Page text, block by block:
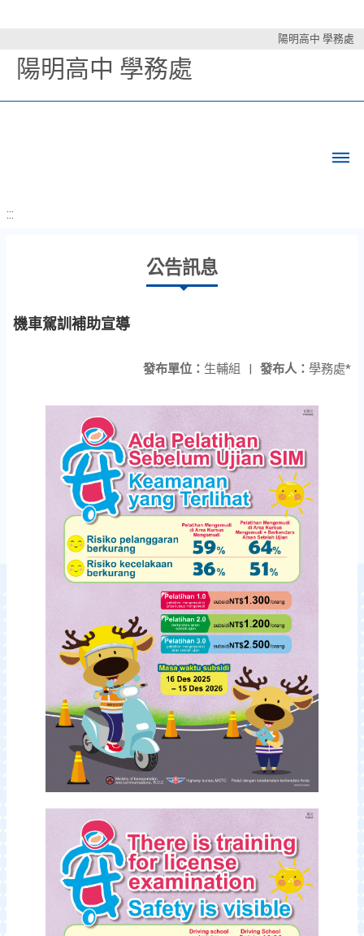
陽明高中 學務處
陽明高中 學務處
:::
公告訊息
機車駕訓補助宣導
發布人： 學務處*
發布單位： 生輔組 |